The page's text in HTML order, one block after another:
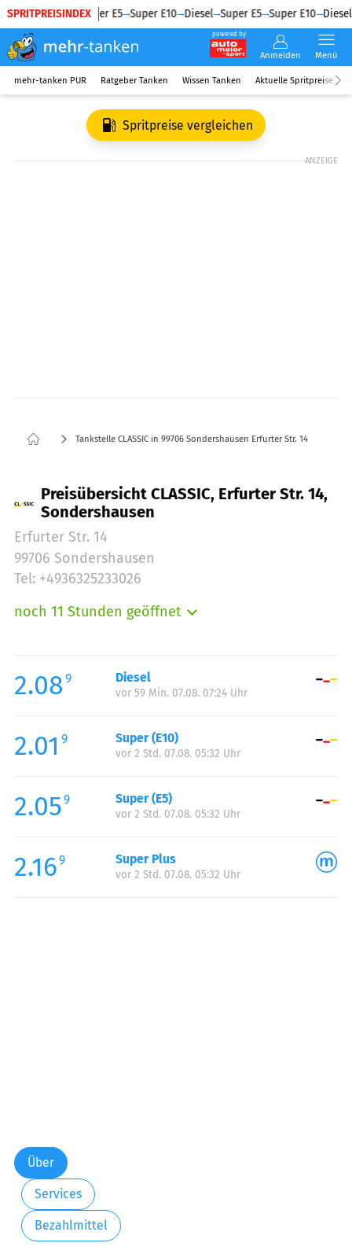
SPRITPREISINDEX
Diesel Super E5 Super E10 Diesel Super E5 Super E10 Diesel
powered by
Anmelden Menü
mehr-tanken PUR Ratgeber Tanken Wissen Tanken Aktuelle Spritpreise
Spritpreise vergleichen
ANZEIGE
Tankstelle CLASSIC in 99706 Sondershausen Erfurter Str. 14
Preisübersicht CLASSIC, Erfurter Str. 14,
Sondershausen
Erfurter Str. 14
99706 Sondershausen
Tel: +4936325233026
noch 11 Stunden geöffnet
Mittwoch:
05:00-22:00
Donnerstag:
Samstag:
06:00-22:00
Sonntag:
2.08 9 Diesel
vor 59 Min. 07.08. 07:24 Uhr
2.01 9 Super (E10)
vor 2 Std. 07.08. 05:32 Uhr
2.059 Super (E5)
vor 2 Std. 07.08. 05:32 Uhr
2.169 Super Plus
vor 2 Std. 07.08. 05:32 Uhr
Über
Services
Bezahlmittel